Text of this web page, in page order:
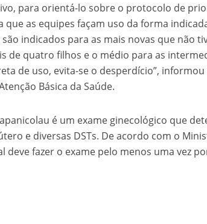
para orientá-lo sobre o protocolo de
as equipes façam uso da forma
indicados para as mais novas que não
de quatro filhos e o médio para as
de uso, evita-se o desperdício”,
Básica da Saúde.
é um exame ginecológico que
e diversas DSTs. De acordo com o
deve fazer o exame pelo menos uma vez